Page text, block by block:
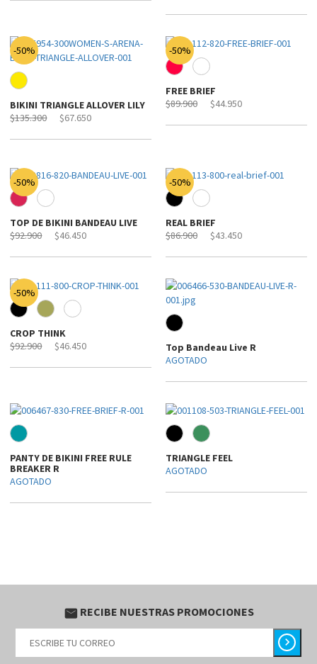
-50%
BIKINI TRIANGLE ALLOVER LILY
$135.300
$67.650
-50%
FREE BRIEF
$89.900
$44.950
-50%
TOP DE BIKINI BANDEAU LIVE
$92.900
$46.450
-50%
REAL BRIEF
$86.900
$43.450
-50%
CROP THINK
$92.900
$46.450
Top Bandeau Live R
AGOTADO
PANTY DE BIKINI FREE RULE
BREAKER R
AGOTADO
TRIANGLE FEEL
AGOTADO
email RECIBE NUESTRAS PROMOCIONES
chevron_right